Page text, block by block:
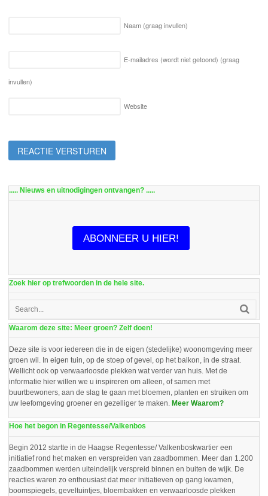
Naam (graag invullen)
E-mailadres (wordt niet getoond) (graag
invullen)
Website
..... Nieuws en uitnodigingen ontvangen? .....
ABONNEER U HIER!
Zoek hier op trefwoorden in de hele site.
Waarom deze site: Meer groen? Zelf doen!
Deze site is voor iedereen die in de eigen (stedelijke) woonomgeving meer
groen wil. In eigen tuin, op de stoep of gevel, op het balkon, in de straat.
Wellicht ook op verwaarloosde plekken wat verder van huis. Met de
informatie hier willen we u inspireren om alleen, of samen met
buurtbewoners, aan de slag te gaan met bloemen, planten en struiken om
uw leefomgeving groener en gezelliger te maken. Meer Waarom?
Hoe het begon in Regentesse/Valkenbos
Begin 2012 startte in de Haagse Regentesse/ Valkenboskwartier een
initiatief rond het maken en verspreiden van zaadbommen. Meer dan 1.200
zaadbommen werden uiteindelijk verspreid binnen en buiten de wijk. De
reacties waren zo enthousiast dat meer initiatieven op gang kwamen,
boomspiegels, geveltuintjes, bloembakken en verwaarloosde plekken